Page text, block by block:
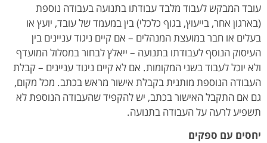
עובד המבקש לעבוד מלבד עבודתו בתנועה בעבודה נוספת
(בארגון אחר, בייעוץ, בגוף כלכלי) בין במעמד של עובד, יועץ או
בעלים או חבר במועצת המנהלים – אם קיים ניגוד עניינים בין
העיסוק הנוסף לעבודתו בתנועה – ייאלץ לבחור במסלול המועדף
ולא יוכל לעבוד בשני המקומות. אם לא קיים ניגוד עניינים – קבלת
העבודה הנוספת מותנית בקבלת אישור מראש בכתב. מכל מקום,
גם אם התקבל האישור בכתב, יש להקפיד שהעבודה הנוספת לא
תשפיע לרעה על העבודה בתנועה.
יחסים עם ספקים